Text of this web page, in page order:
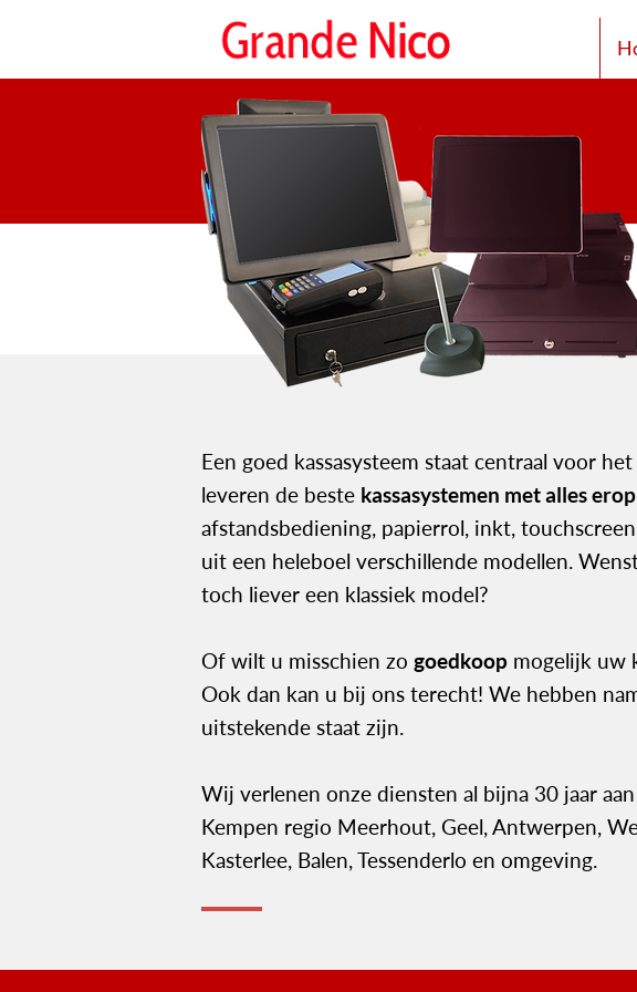
Een goed kassasysteem staat centraal voor
leveren de beste kassasystemen met alles
afstandsbediening, papierrol, inkt,
uit een heleboel verschillende modellen.
toch liever een klassiek model?
Of wilt u misschien zo goedkoop mogelijk uw
Ook dan kan u bij ons terecht! We hebben
uitstekende staat zijn.
Wij verlenen onze diensten al bijna 30 jaar aan
Kempen regio Meerhout, Geel, Antwerpen,
Kasterlee, Balen, Tessenderlo en omgeving.